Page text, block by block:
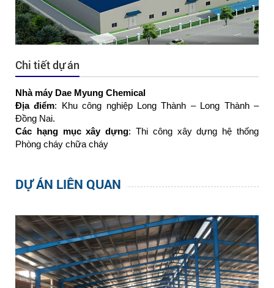
Chi tiết dự án
Nhà máy Dae Myung Chemical
Địa điểm: Khu công nghiệp Long Thành – Long Thành –
Đồng Nai.
Các hạng mục xây dựng: Thi công xây dựng hệ thống
Phòng cháy chữa cháy
DỰ ÁN LIÊN QUAN